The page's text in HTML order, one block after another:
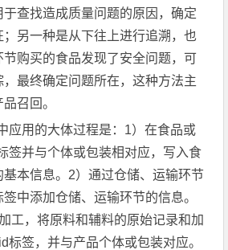
查找造成质量问题的原因，确定
另一种是从下往上进行追溯，也
购买的食品发现了安全问题，可
最终确定问题所在，这种方法主
召回。
应用的大体过程是：1）在食品或
签并与个体或包装相对应，写入食
本信息。2）通过仓储、运输环节
中添加仓储、运输环节的信息。
工，将原料和辅料的原始记录和加
标签，并与产品个体或包装对应。